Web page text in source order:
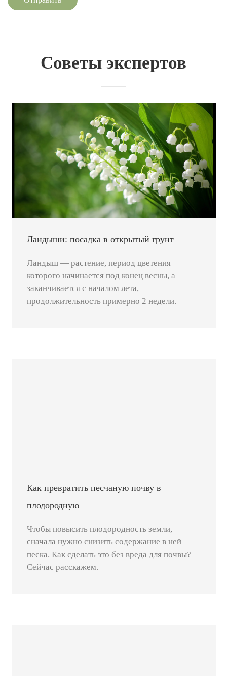
Советы экспертов
Ландыши: посадка в открытый грунт
Ландыш — растение, период цветения
которого начинается под конец весны, а
заканчивается с началом лета,
продолжительность примерно 2 недели.
Как превратить песчаную почву в
плодородную
Чтобы повысить плодородность земли,
сначала нужно снизить содержание в ней
песка. Как сделать это без вреда для почвы?
Сейчас расскажем.